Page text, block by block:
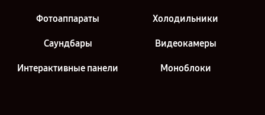
Фотоаппараты Холодильники
Саундбары Видеокамеры
Интерактивные панели Моноблоки